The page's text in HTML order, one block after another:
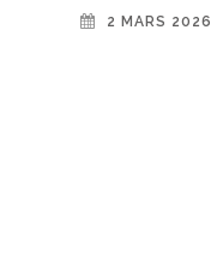
2 MARS 2026